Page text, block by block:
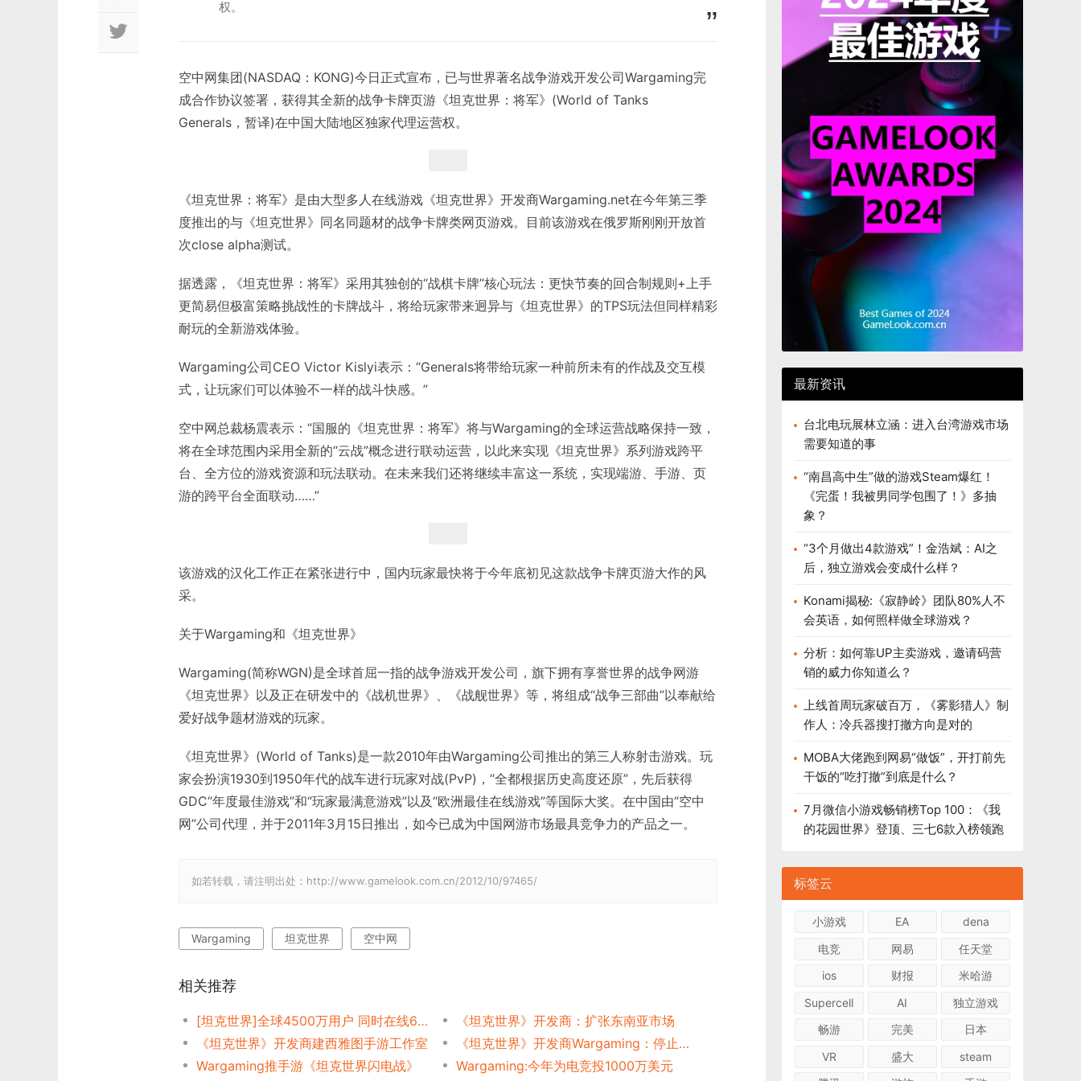
权。
空中网集团(NASDAQ：KONG)今日正式宣布，已与世界著名战争游戏开发公司Wargaming完
成合作协议签署，获得其全新的战争卡牌页游《坦克世界：将军》(World of Tanks
Generals，暂译)在中国大陆地区独家代理运营权。
《坦克世界：将军》是由大型多人在线游戏《坦克世界》开发商Wargaming.net在今年第三季
度推出的与《坦克世界》同名同题材的战争卡牌类网页游戏。目前该游戏在俄罗斯刚刚开放首
次close alpha测试。
据透露，《坦克世界：将军》采用其独创的“战棋卡牌”核心玩法：更快节奏的回合制规则+上手
更简易但极富策略挑战性的卡牌战斗，将给玩家带来迥异与《坦克世界》的TPS玩法但同样精彩
耐玩的全新游戏体验。
Wargaming公司CEO Victor Kislyi表示：“Generals将带给玩家一种前所未有的作战及交互模
式，让玩家们可以体验不一样的战斗快感。”
空中网总裁杨震表示：“国服的《坦克世界：将军》将与Wargaming的全球运营战略保持一致，
将在全球范围内采用全新的“云战”概念进行联动运营，以此来实现《坦克世界》系列游戏跨平
台、全方位的游戏资源和玩法联动。在未来我们还将继续丰富这一系统，实现端游、手游、页
游的跨平台全面联动……”
该游戏的汉化工作正在紧张进行中，国内玩家最快将于今年底初见这款战争卡牌页游大作的风
采。
关于Wargaming和《坦克世界》
Wargaming(简称WGN)是全球首屈一指的战争游戏开发公司，旗下拥有享誉世界的战争网游
《坦克世界》以及正在研发中的《战机世界》、《战舰世界》等，将组成“战争三部曲”以奉献给
爱好战争题材游戏的玩家。
《坦克世界》(World of Tanks)是一款2010年由Wargaming公司推出的第三人称射击游戏。玩
家会扮演1930到1950年代的战车进行玩家对战(PvP)，“全都根据历史高度还原”，先后获得
GDC“年度最佳游戏”和“玩家最满意游戏”以及“欧洲最佳在线游戏”等国际大奖。在中国由“空中
网”公司代理，并于2011年3月15日推出，如今已成为中国网游市场最具竞争力的产品之一。
如若转载，请注明出处：http://www.gamelook.com.cn/2012/10/97465/
Wargaming 坦克世界 空中网
相关推荐
[坦克世界]全球4500万用户 同时在线61万
《坦克世界》开发商：扩张东南亚市场
《坦克世界》开发商建西雅图手游工作室
《坦克世界》开发商Wargaming：停止俄、白俄罗斯的所有业务，将离开这两个国家
Wargaming推手游《坦克世界闪电战》
Wargaming:今年为电竞投1000万美元
最新资讯
台北电玩展林立涵：进入台湾游戏市场
需要知道的事
“南昌高中生”做的游戏Steam爆红！
《完蛋！我被男同学包围了！》多抽
象？
“3个月做出4款游戏”！金浩斌：AI之
后，独立游戏会变成什么样？
Konami揭秘:《寂静岭》团队80%人不
会英语，如何照样做全球游戏？
分析：如何靠UP主卖游戏，邀请码营
销的威力你知道么？
上线首周玩家破百万，《雾影猎人》制
作人：冷兵器搜打撤方向是对的
MOBA大佬跑到网易“做饭”，开打前先
干饭的“吃打撤”到底是什么？
7月微信小游戏畅销榜Top 100：《我
的花园世界》登顶、三七6款入榜领跑
标签云
小游戏 EA
dena
电竞
网易
任天堂
ios
财报
米哈游
Supercell
AI
独立游戏
畅游
完美
日本
VR
盛大
steam